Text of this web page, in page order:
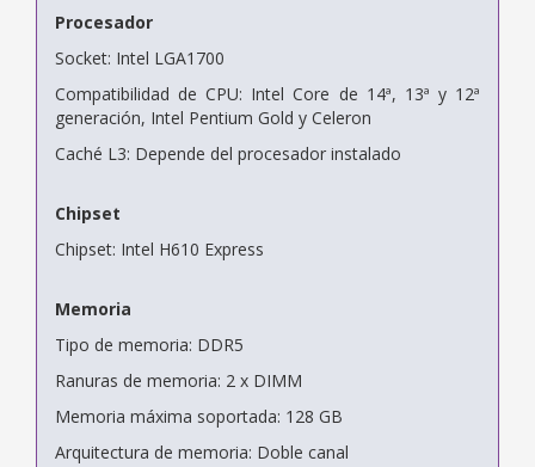
Procesador
Socket: Intel LGA1700
Compatibilidad de CPU: Intel Core de 14ª, 13ª y 12ª
generación, Intel Pentium Gold y Celeron
Caché L3: Depende del procesador instalado
Chipset
Chipset: Intel H610 Express
Memoria
Tipo de memoria: DDR5
Ranuras de memoria: 2 x DIMM
Memoria máxima soportada: 128 GB
Arquitectura de memoria: Doble canal